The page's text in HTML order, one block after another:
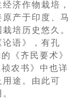
济作物栽培，
产于印度、马
培历史悠久。
语》，有孔
《齐民要术》
农书》中也详
途。由此可